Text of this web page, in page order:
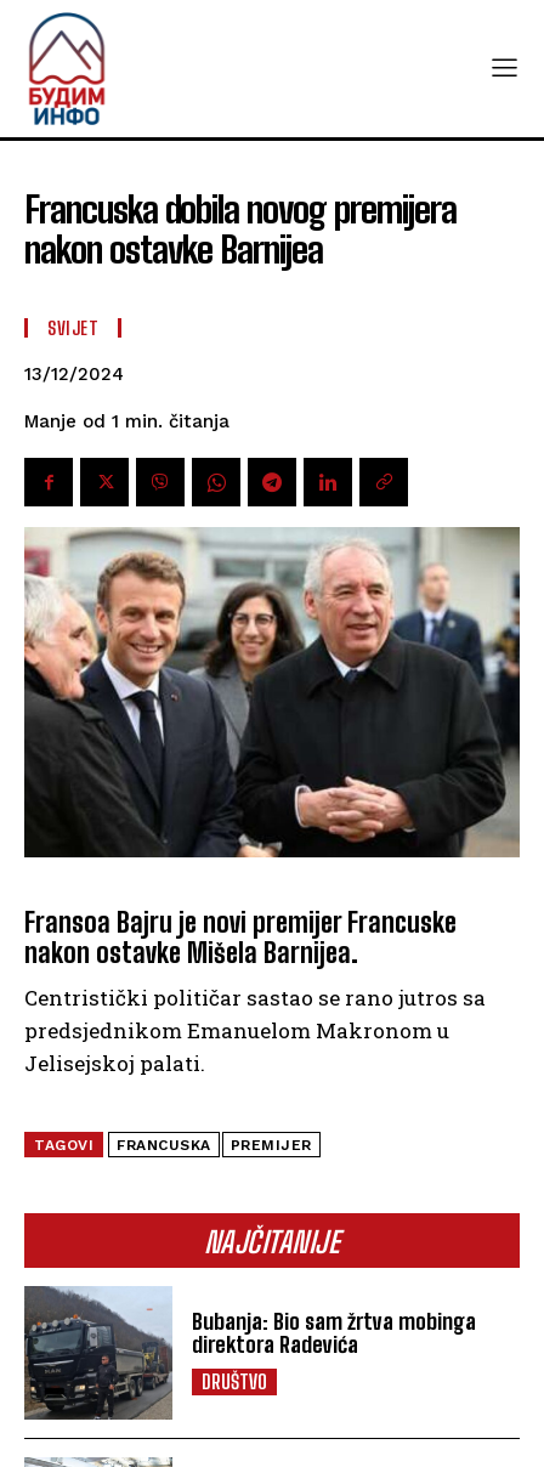
NAJČITANIJE
Bubanja: Bio sam žrtva mobinga
direktora Radevića
DRUŠTVO
Francuska dobila novog premijera
nakon ostavke Barnijea
SVIJET
13/12/2024
Manje od 1 min. čitanja
Fransoa Bajru je novi premijer Francuske
nakon ostavke Mišela Barnijea.
Centristički političar sastao se rano jutros sa
predsjednikom Emanuelom Makronom u
Jelisejskoj palati.
TAGOVI FRANCUSKA PREMIJER